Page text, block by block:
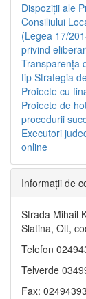
Dispoziţii ale
Consiliului
(Legea 17/
privind
Transparenţa
tip Strategia
Proiecte cu
Proiecte de
procedurii
Executori
online
Informaţii de
Strada Mihail
Slatina, Olt,
Telefon
Telverde
Fax: